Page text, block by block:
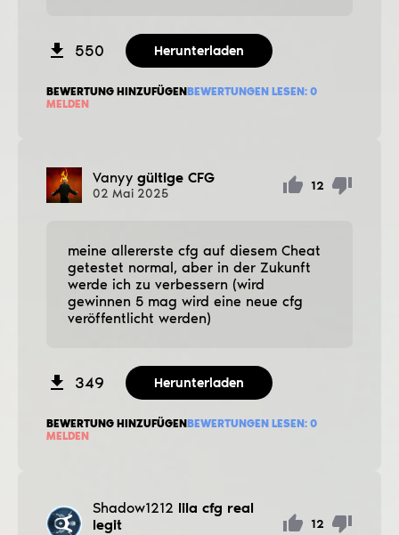
550 Herunterladen
BEWERTUNG HINZUFÜGENBEWERTUNGEN LESEN: 0
MELDEN
Vanyy gültige CFG
02 Mai 2025
12
meine allererste cfg auf diesem Cheat
getestet normal, aber in der Zukunft
werde ich zu verbessern (wird
gewinnen 5 mag wird eine neue cfg
veröffentlicht werden)
349 Herunterladen
BEWERTUNG HINZUFÜGENBEWERTUNGEN LESEN: 0
MELDEN
Shadow1212 lila cfg real
legit
12